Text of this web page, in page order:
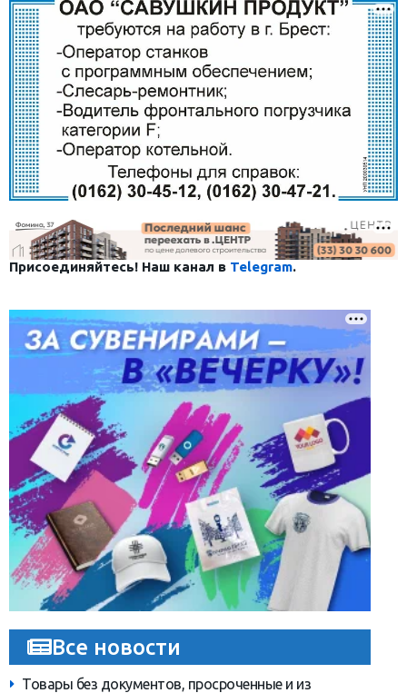
Присоединяйтесь! Наш канал в Telegram.
Все новости
Товары без документов, просроченные и из